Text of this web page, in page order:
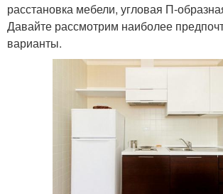
расстановка мебели, угловая П-
Давайте рассмотрим наиболее
варианты.